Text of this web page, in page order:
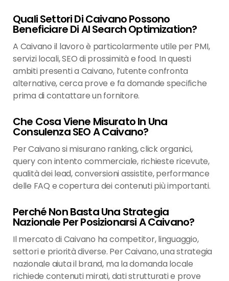
Quali Settori Di Caivano Possono
Beneficiare Di AI Search Optimization?
A Caivano il lavoro è particolarmente utile per PMI,
servizi locali, SEO di prossimità e food. In questi
ambiti presenti a Caivano, l’utente confronta
alternative, cerca prove e fa domande specifiche
prima di contattare un fornitore.
Che Cosa Viene Misurato In Una
Consulenza SEO A Caivano?
Per Caivano si misurano ranking, click organici,
query con intento commerciale, richieste ricevute,
qualità dei lead, conversioni assistite, performance
delle FAQ e copertura dei contenuti più importanti.
Perché Non Basta Una Strategia
Nazionale Per Posizionarsi A Caivano?
Il mercato di Caivano ha competitor, linguaggio,
settori e priorità diverse. Per Caivano, una strategia
nazionale aiuta il brand, ma la domanda locale
richiede contenuti mirati, dati strutturati e prove